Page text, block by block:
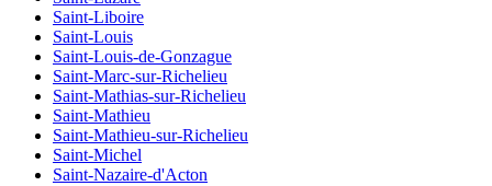
Saint-Liboire
Saint-Louis
Saint-Louis-de-Gonzague
Saint-Marc-sur-Richelieu
Saint-Mathias-sur-Richelieu
Saint-Mathieu
Saint-Mathieu-sur-Richelieu
Saint-Michel
Saint-Nazaire-d'Acton